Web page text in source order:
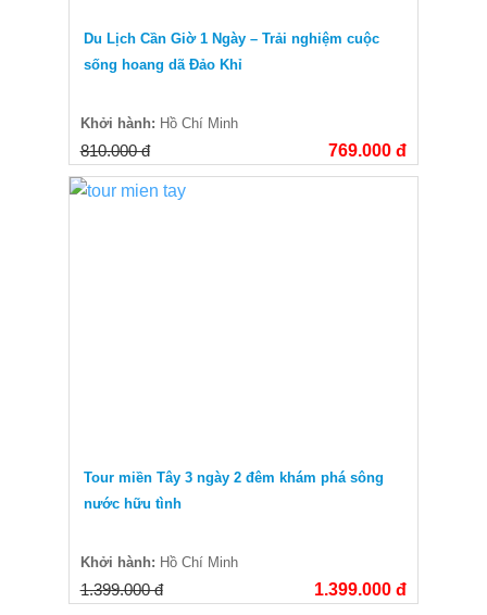
Du Lịch Cần Giờ 1 Ngày – Trải nghiệm cuộc
sống hoang dã Đảo Khỉ
Khởi hành: Hồ Chí Minh
810.000 đ 769.000 đ
Tour miền Tây 3 ngày 2 đêm khám phá sông
nước hữu tình
Khởi hành: Hồ Chí Minh
1.399.000 đ 1.399.000 đ